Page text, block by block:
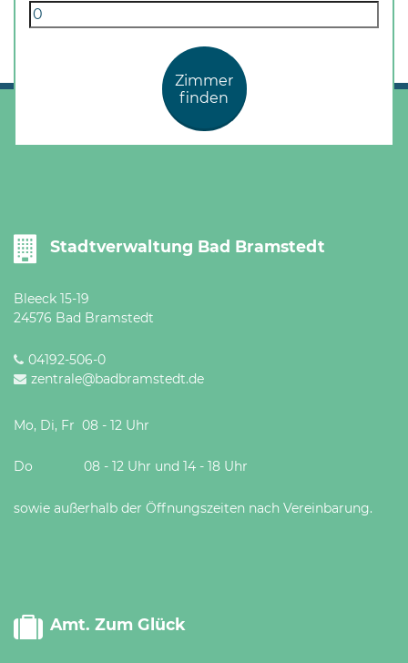
Zimmer
finden
Stadtverwaltung Bad Bramstedt
Bleeck 15-19
24576 Bad Bramstedt
04192-506-0
zentrale@badbramstedt.de
Mo, Di, Fr 08 - 12 Uhr
Do 08 - 12 Uhr und 14 - 18 Uhr
sowie außerhalb der Öffnungszeiten nach Vereinbarung.
Amt. Zum Glück